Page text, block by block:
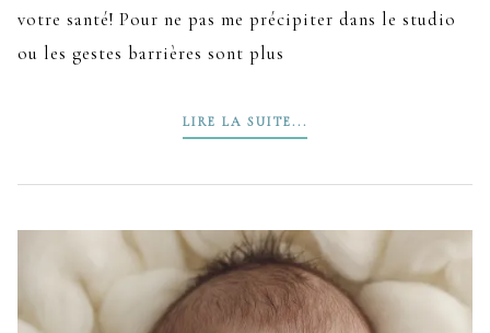
votre santé! Pour ne pas me précipiter dans le studio
ou les gestes barrières sont plus
LIRE LA SUITE...